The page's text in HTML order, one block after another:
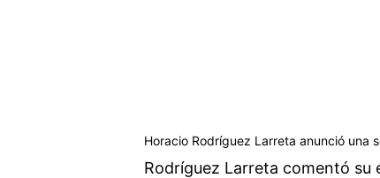
Horacio Rodríguez Larreta anunció una
Rodríguez Larreta comentó su